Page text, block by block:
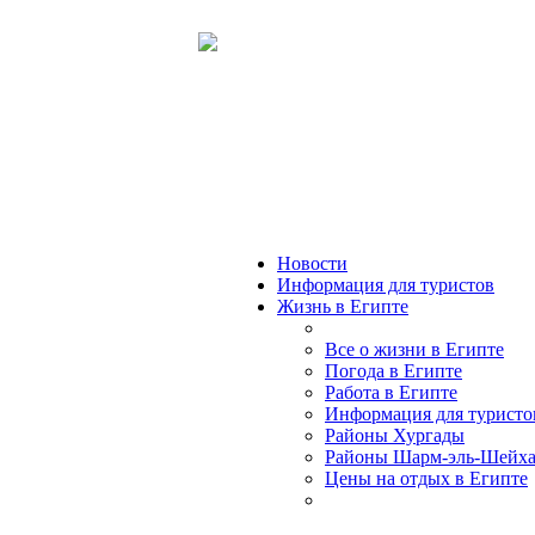
Новости
Информация для туристов
Жизнь в Египте
Все о жизни в Египте
Погода в Египте
Работа в Египте
Информация для
Районы Хургады
Районы Шарм-эль-Шейха
Цены на отдых в Египте